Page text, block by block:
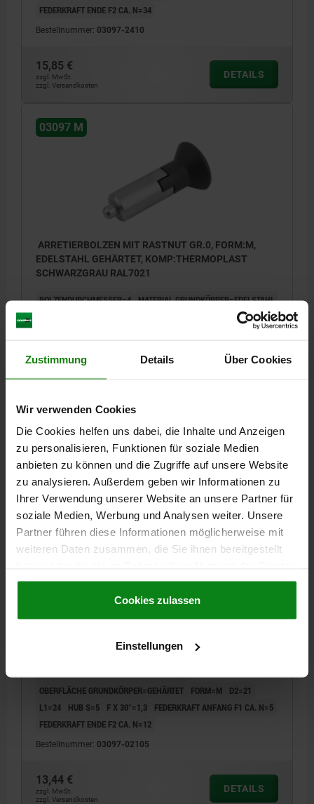
Zustimmung Details Über Cookies
Wir verwenden Cookies
Die Cookies helfen uns dabei, die Inhalte und Anzeigen
zu personalisieren, Funktionen für soziale Medien
anbieten zu können und die Zugriffe auf unsere Website
zu analysieren. Außerdem geben wir Informationen zu
Ihrer Verwendung unserer Website an unsere Partner für
soziale Medien, Werbung und Analysen weiter. Unsere
Partner führen diese Informationen möglicherweise mit
weiteren Daten zusammen, die Sie ihnen bereitgestellt
gesammelt haben.Cookie Richtlinien
Datenschutz|AGB
Cookies zulassen
Einstellungen
FEDERKRAFT ENDE F2 CA. N=34
Bestellnummer: 03097-2410
15,85 €
zzgl. MwSt.
zzgl. Versandkosten
DETAILS
03097 M
ARRETIERBOLZEN MIT RASTNUT GR.0, FORM:M,
EDELSTAHL GEHÄRTET, KOMP:THERMOPLAST
SCHWARZGRAU RAL7021
BOLZENDURCHMESSER=4 MATERIAL GRUNDKÖRPER=EDELSTAHL
FEDERKRAFT ENDE F2 CA. N=12
zzgl. MwSt.
DETAILS
03097 M
ARRETIERBOLZEN MIT RASTNUT GR.1, FORM:M,
OBERFLÄCHE GRUNDKÖRPER=GEHÄRTET
FORM=M
D2=21
L1=24
HUB S=5 F X 30°=1,3
FEDERKRAFT ANFANG F1 CA. N=5
FEDERKRAFT ENDE F2 CA. N=12
Bestellnummer: 03097-02105
13,44 €
zzgl. MwSt.
zzgl. Versandkosten
DETAILS